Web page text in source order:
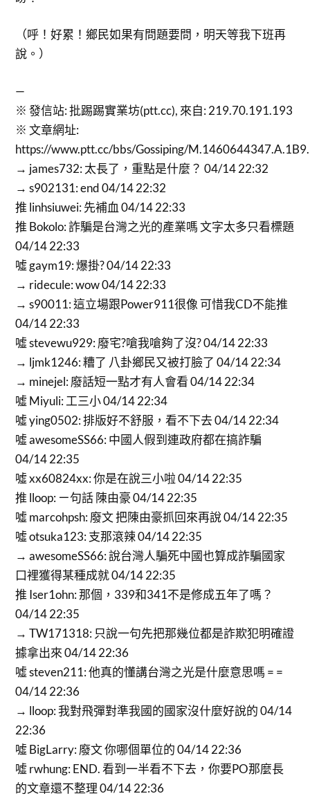
（呼！好累！鄉民如果有問題要問，明天等我下班再
說。）
—
※ 發信站: 批踢踢實業坊(ptt.cc), 來自: 219.70.191.193
※ 文章網址:
https://www.ptt.cc/bbs/Gossiping/
→ james732: 太長了，重點是什麼？ 04/14 22:32
→ s902131: end 04/14 22:32
推 linhsiuwei: 先補血 04/14 22:33
推 Bokolo: 詐騙是台灣之光的產業嗎 文字太多只看標題
04/14 22:33
噓 gaym19: 爆掛? 04/14 22:33
→ ridecule: wow 04/14 22:33
→ s90011: 這立場跟Power911很像 可惜我CD不能推
04/14 22:33
噓 stevewu929: 廢宅?嗆我嗆夠了沒? 04/14 22:33
→ ljmk1246: 糟了 八卦鄉民又被打臉了 04/14 22:34
→ minejel: 廢話短一點才有人會看 04/14 22:34
噓 Miyuli: 工三小 04/14 22:34
噓 ying0502: 排版好不舒服，看不下去 04/14 22:34
噓 awesomeSS66: 中國人假到連政府都在搞詐騙
04/14 22:35
噓 xx60824xx: 你是在說三小啦 04/14 22:35
推 lloop: ㄧ句話 陳由豪 04/14 22:35
噓 marcohpsh: 廢文 把陳由豪抓回來再說 04/14 22:35
噓 otsuka123: 支那滾辣 04/14 22:35
→ awesomeSS66: 說台灣人騙死中國也算成詐騙國家
口裡獲得某種成就 04/14 22:35
推 Iser1ohn: 那個，339和341不是修成五年了嗎？
04/14 22:35
→ TW171318: 只說一句先把那幾位都是詐欺犯明確證
據拿出來 04/14 22:36
噓 steven211: 他真的懂講台灣之光是什麼意思嗎 = =
04/14 22:36
→ lloop: 我對飛彈對準我國的國家沒什麼好說的 04/14
22:36
噓 BigLarry: 廢文 你哪個單位的 04/14 22:36
噓 rwhung: END. 看到一半看不下去，你要PO那麼長
的文章還不整理 04/14 22:36